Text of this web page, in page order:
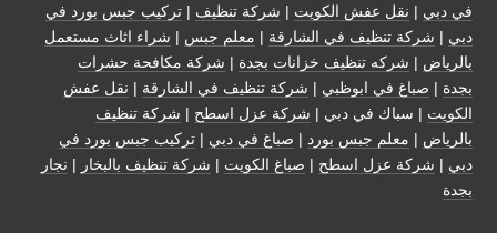
في دبي | نقل عفش الكويت | شركة تنظيف | تركيب جبس بورد في
دبي | شركة تنظيف في الشارقة | معلم جبس | شراء اثاث مستعمل
بالرياض | شركه تنظيف خزانات بجدة | شركة مكافحة حشرات
بجدة | صباغ في ابوظبي | شركة تنظيف في الشارقة | نقل عفش
الكويت | سباك في دبي | شركة عزل اسطح | شركة تنظيف
بالرياض | معلم جبس بورد | صباغ في دبي | تركيب جبس بورد في
دبي | شركة عزل اسطح | صباغ الكويت | شركة تنظيف بالبخار | نجار
بجدة